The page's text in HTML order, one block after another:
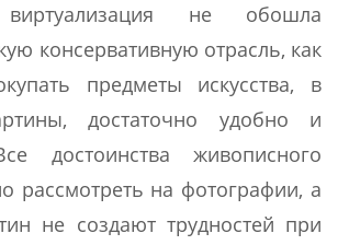
виртуализация не обошла
консервативную отрасль, как
предметы искусства, в
достаточно удобно и
достоинства живописного
рассмотреть на фотографии, а
не создают трудностей при